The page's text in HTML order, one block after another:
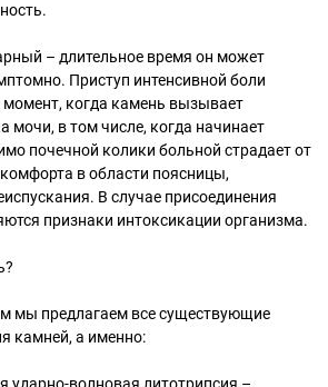
– длительное время он может
Приступ интенсивной боли
момент, когда камень вызывает
мочи, в том числе, когда начинает
почечной колики больной страдает от
в области поясницы,
В случае присоединения
признаки интоксикации организма.
мы предлагаем все существующие
камней, а именно: